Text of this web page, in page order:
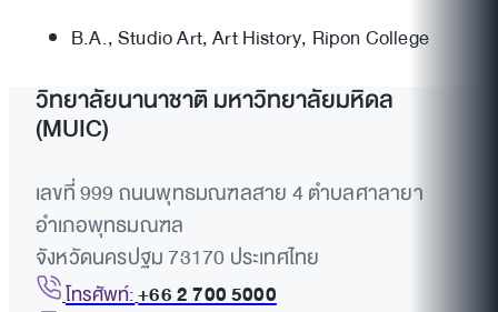
B.A., Studio Art, Art History, Ripon College
วิทยาลัยนานาชาติ มหาวิทยาลัยมหิดล
(MUIC)
เลขที่ 999 ถนนพุทธมณฑลสาย 4 ตำบลศาลายา
อำเภอพุทธมณฑล
จังหวัดนครปฐม 73170 ประเทศไทย
โทรศัพท์:+66 2 700 5000